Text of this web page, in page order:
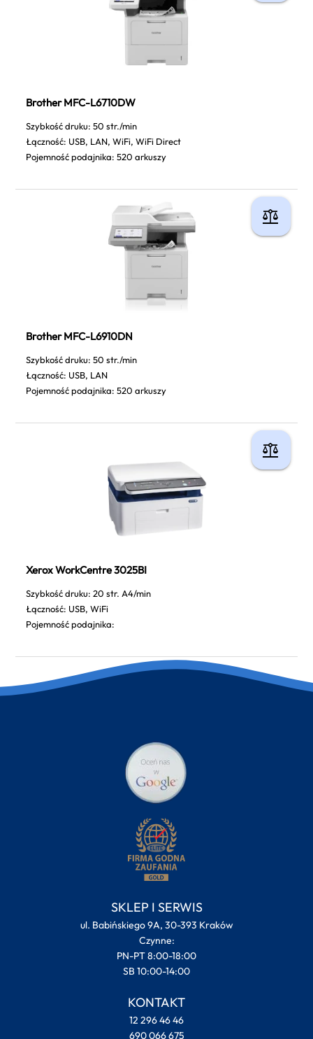
Brother MFC-L6710DW
Szybkość druku: 50 str./min
Łączność: USB, LAN, WiFi, WiFi Direct
Pojemność podajnika: 520 arkuszy
Brother MFC-L6910DN
Szybkość druku: 50 str./min
Łączność: USB, LAN
Pojemność podajnika: 520 arkuszy
Xerox WorkCentre 3025BI
Szybkość druku: 20 str. A4/min
Łączność: USB, WiFi
Pojemność podajnika:
SKLEP I SERWIS
ul. Babińskiego 9A, 30-393 Kraków
Czynne:
PN-PT 8:00-18:00
SB 10:00-14:00
KONTAKT
12 296 46 46
690 066 675